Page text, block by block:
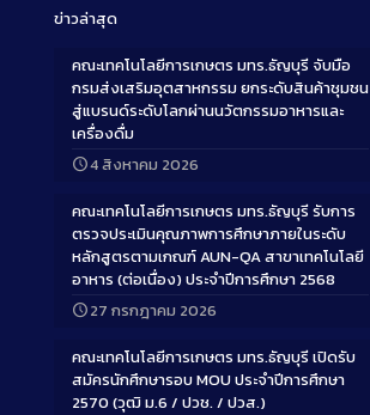
ข่าวล่าสุด
คณะเทคโนโลยีการเกษตร มทร.ธัญบุรี จับมือ
กรมส่งเสริมอุตสาหกรรม ยกระดับสินค้าชุมชน
สู่แบรนด์ระดับโลกผ่านนวัตกรรมอาหารและ
เครื่องดื่ม
4 สิงหาคม 2026
คณะเทคโนโลยีการเกษตร มทร.ธัญบุรี รับการ
ตรวจประเมินคุณภาพการศึกษาภายในระดับ
หลักสูตรตามเกณฑ์ AUN-QA สาขาเทคโนโลยี
อาหาร (ต่อเนื่อง) ประจำปีการศึกษา 2568
27 กรกฎาคม 2026
คณะเทคโนโลยีการเกษตร มทร.ธัญบุรี เปิดรับ
สมัครนักศึกษารอบ MOU ประจำปีการศึกษา
2570 (วุฒิ ม.6 / ปวช. / ปวส.)